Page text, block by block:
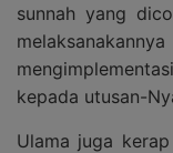
sunnah yang
kepada utusan-
Ulama juga